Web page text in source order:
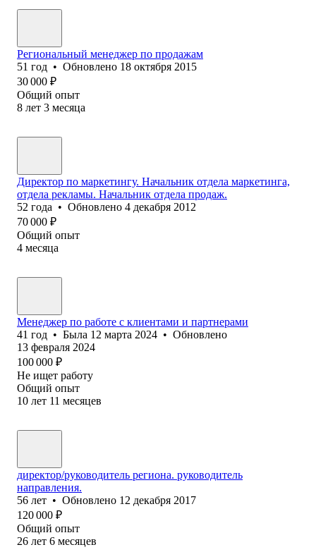
Региональный менеджер по продажам
51 год • Обновлено 18 октября 2015
30 000 ₽
Общий опыт
8 лет 3 месяца
Директор по маркетингу. Начальник отдела маркетинга,
отдела рекламы. Начальник отдела продаж.
52 года • Обновлено 4 декабря 2012
70 000 ₽
Общий опыт
4 месяца
Менеджер по работе с клиентами и партнерами
41 год • Была 12 марта 2024 • Обновлено
13 февраля 2024
100 000 ₽
Не ищет работу
Общий опыт
10 лет 11 месяцев
директор/руководитель региона. руководитель
направления.
56 лет • Обновлено 12 декабря 2017
120 000 ₽
Общий опыт
26 лет 6 месяцев